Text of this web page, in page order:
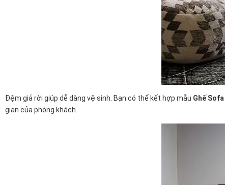
Đệm giả rời giúp dễ dàng vệ sinh. Bạn có thể kết hợp mẫu Ghế Sofa
gian của phòng khách.